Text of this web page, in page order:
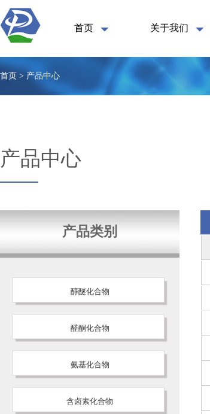
首页 关于我们
首页 > 产品中心
产品中心
产品类别
醇醚化合物
醛酮化合物
氨基化合物
含卤素化合物